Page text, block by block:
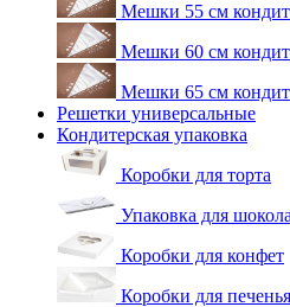
Мешки 55 см
Мешки 60 см
Мешки 65 см
Решетки универсальные
Кондитерская упаковка
Коробки для торта
Упаковка для
Коробки для конфет
Коробки для